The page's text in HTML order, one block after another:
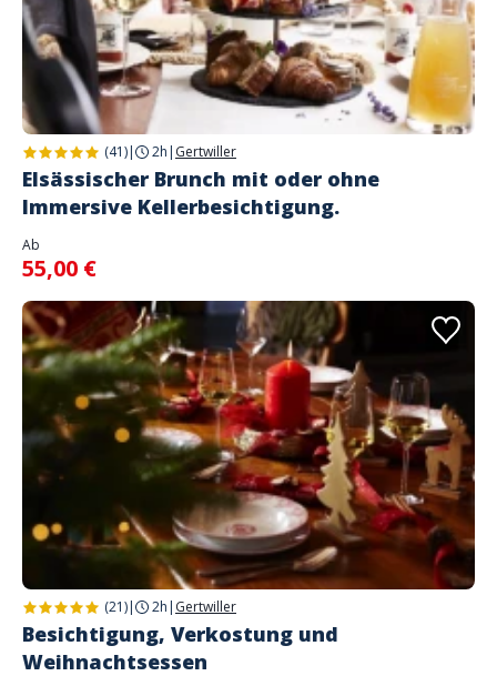
(41)| 2h | Gertwiller
Elsässischer Brunch mit oder ohne
Immersive Kellerbesichtigung.
Ab
55,00 €
(21)| 2h | Gertwiller
Besichtigung, Verkostung und
Weihnachtsessen